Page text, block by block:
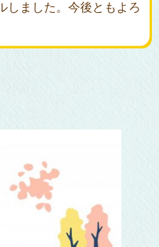
しました。今後ともよろ